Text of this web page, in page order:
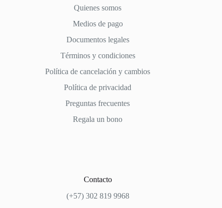
Quienes somos
Medios de pago
Documentos legales
Términos y condiciones
Política de cancelación y cambios
Política de privacidad
Preguntas frecuentes
Regala un bono
Contacto
(+57) 302 819 9968